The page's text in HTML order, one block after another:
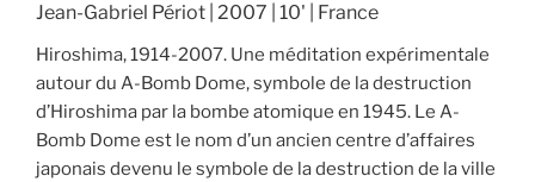
Jean-Gabriel Périot | 2007 | 10' | France
Hiroshima, 1914-2007. Une méditation expérimentale
autour du A-Bomb Dome, symbole de la destruction
d’Hiroshima par la bombe atomique en 1945. Le A-
Bomb Dome est le nom d’un ancien centre d’affaires
japonais devenu le symbole de la destruction de la ville